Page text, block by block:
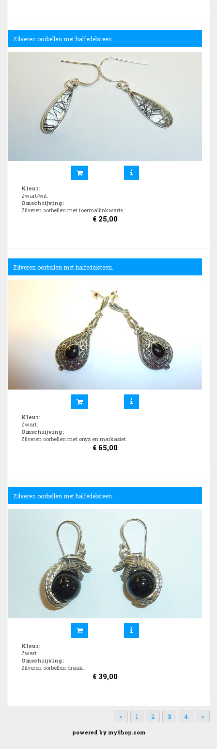
Zilveren oorbellen met halfedelsteen.
Kleur:
Zwart/wit.
Omschrijving:
Zilveren oorbellen met toermalijnkwarts.
€ 25,00
Zilveren oorbellen met halfedelsteen.
Kleur:
Zwart.
Omschrijving:
Zilveren oorbellen met onyx en markasiet.
€ 65,00
Zilveren oorbellen met halfedelsteen.
Kleur:
Zwart.
Omschrijving:
Zilveren oorbellen draak.
€ 39,00
< 1 2 3 4 >
powered by myShop.com